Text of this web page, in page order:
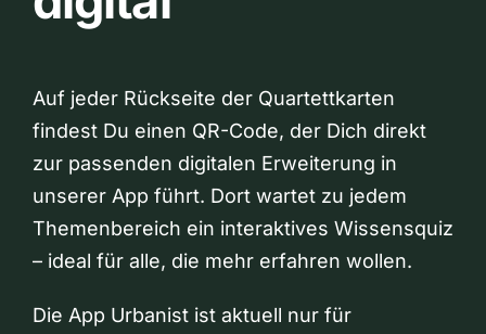
Auf jeder Rückseite der Quartettkarten
findest Du einen QR-Code, der Dich direkt
zur passenden digitalen Erweiterung in
unserer App führt. Dort wartet zu jedem
Themenbereich ein interaktives Wissensquiz
– ideal für alle, die mehr erfahren wollen.
Die App Urbanist ist aktuell nur für